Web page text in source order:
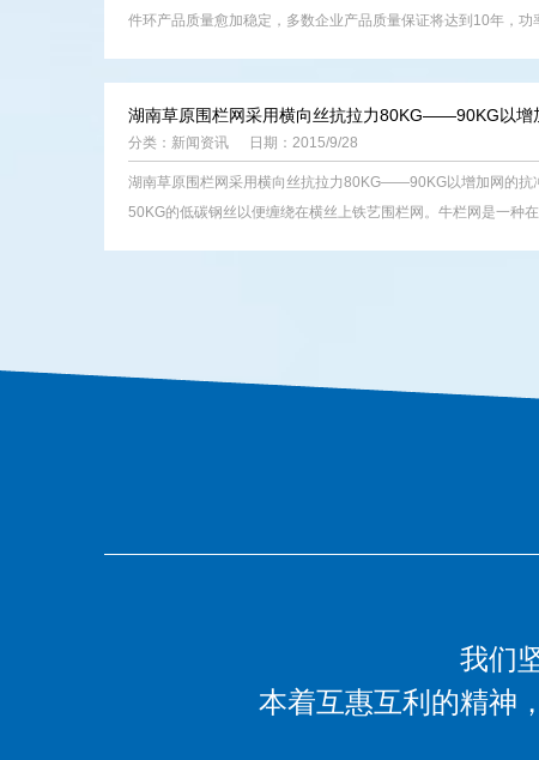
件环产品质量愈加稳定，多数企业产品质量保证将达到10年，功
湖南草原围栏网采用横向丝抗拉力80KG——90KG以增
分类： 新闻资讯 日期：2015/9/28
湖南草原围栏网采用横向丝抗拉力80KG——90KG以增加网的
50KG的低碳钢丝以便缠绕在横丝上铁艺围栏网。牛栏网是一种
我们
本着互惠互利的精神